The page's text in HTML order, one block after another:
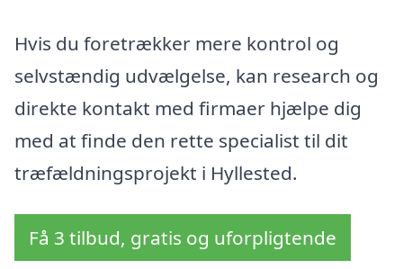
Hvis du foretrækker mere kontrol og
selvstændig udvælgelse, kan research og
direkte kontakt med firmaer hjælpe dig
med at finde den rette specialist til dit
træfældningsprojekt i Hyllested.
Få 3 tilbud, gratis og uforpligtende